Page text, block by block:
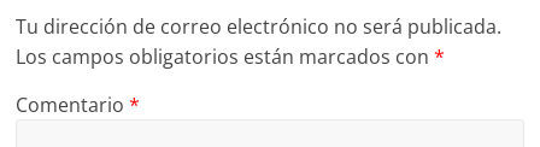
Tu dirección de correo electrónico no será publicada.
Los campos obligatorios están marcados con*
Comentario*